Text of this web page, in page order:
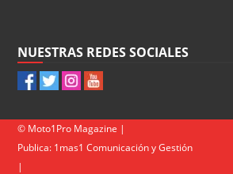
NUESTRAS REDES SOCIALES
© Moto1Pro Magazine |
Publica: 1mas1 Comunicación y Gestión
|